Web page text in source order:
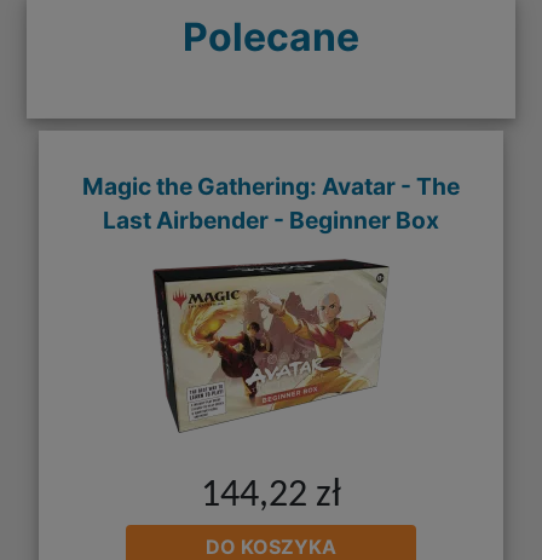
Polecane
Magic the Gathering: Avatar - The
Last Airbender - Beginner Box
144,22 zł
DO KOSZYKA